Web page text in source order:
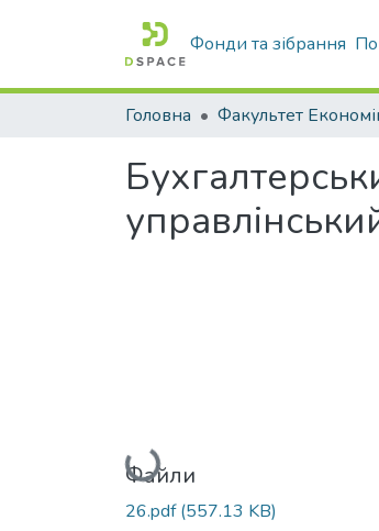
Фонди та зібрання
Головна
Вантажиться...
Файли
26.pdf(557.13 KB)